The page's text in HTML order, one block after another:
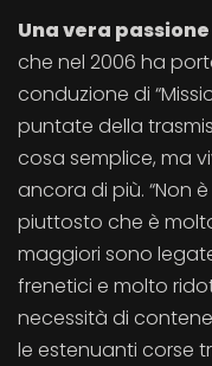
Una vera
che nel 2006 ha
conduzione di
puntate della
cosa semplice, ma
ancora di più. “Non
piuttosto che è
maggiori sono
frenetici e molto
necessità di
le estenuanti corse